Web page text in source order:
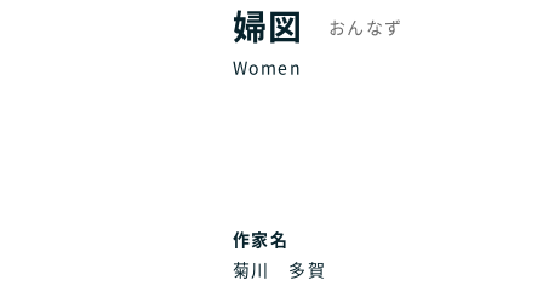
婦図
おんなず
Women
作家名
菊川 多賀